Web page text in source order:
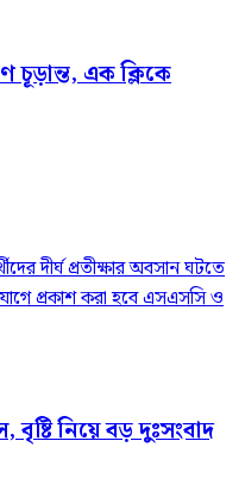
এক ক্লিকে
দীর্ঘ প্রতীক্ষার অবসান ঘটতে
প্রকাশ করা হবে এসএসসি ও
বৃষ্টি নিয়ে বড় দুঃসংবাদ